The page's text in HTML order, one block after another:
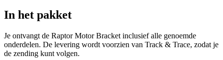
In het pakket
Je ontvangt de Raptor Motor Bracket inclusief alle genoemde
onderdelen. De levering wordt voorzien van Track & Trace, zodat je
de zending kunt volgen.